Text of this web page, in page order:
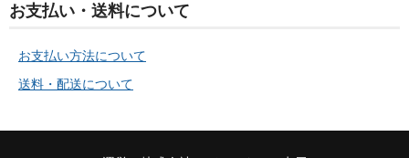
お支払い・送料について
お支払い方法について
送料・配送について